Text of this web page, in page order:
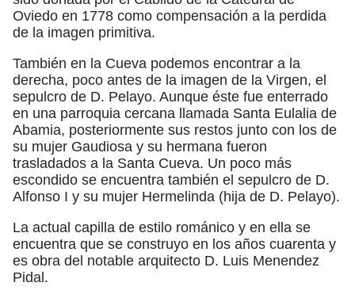
Oviedo en 1778 como compensación a la perdida
de la imagen primitiva.
También en la Cueva podemos encontrar a la
derecha, poco antes de la imagen de la Virgen, el
sepulcro de D. Pelayo. Aunque éste fue enterrado
en una parroquia cercana llamada Santa Eulalia de
Abamia, posteriormente sus restos junto con los de
su mujer Gaudiosa y su hermana fueron
trasladados a la Santa Cueva. Un poco más
escondido se encuentra también el sepulcro de D.
Alfonso I y su mujer Hermelinda (hija de D. Pelayo).
La actual capilla de estilo románico y en ella se
encuentra que se construyo en los años cuarenta y
es obra del notable arquitecto D. Luis Menendez
Pidal.